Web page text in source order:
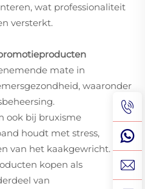
wat professionaliteit
versterkt.
mate in
waaronder
ook bij bruxisme
houdt met stress,
van het kaakgewricht.
kopen als
van